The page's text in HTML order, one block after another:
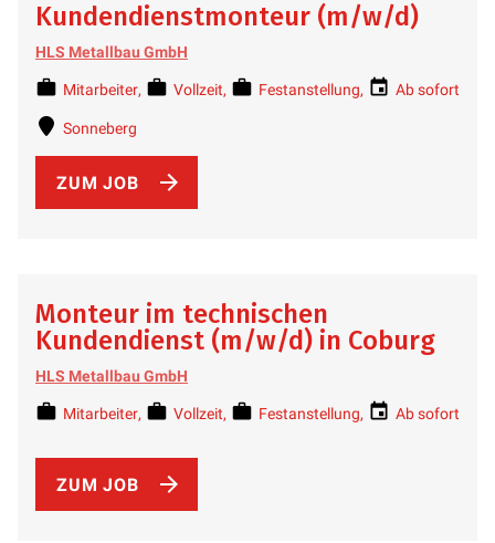
Kundendienstmonteur (m/w/d)
HLS Metallbau GmbH
Mitarbeiter Vollzeit Festanstellung Ab sofort
Sonneberg
ZUM JOB
Monteur im technischen
Kundendienst (m/w/d) in Coburg
HLS Metallbau GmbH
Mitarbeiter Vollzeit Festanstellung Ab sofort
ZUM JOB